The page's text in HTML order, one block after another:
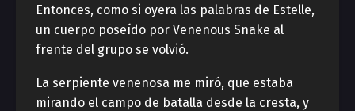
Entonces, como si oyera las palabras de Estelle,
un cuerpo poseído por Venenous Snake al
frente del grupo se volvió.
La serpiente venenosa me miró, que estaba
mirando el campo de batalla desde la cresta, y